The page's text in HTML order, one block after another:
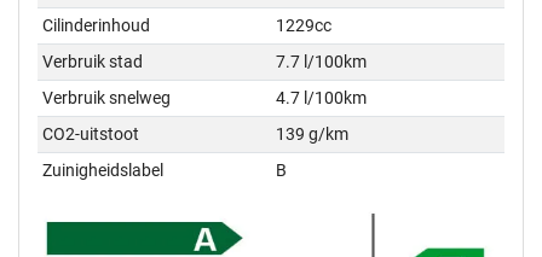
Cilinderinhoud
1229cc
Verbruik stad
7.7 l/100km
Verbruik snelweg
4.7 l/100km
CO2-uitstoot
139 g/km
Zuinigheidslabel
B